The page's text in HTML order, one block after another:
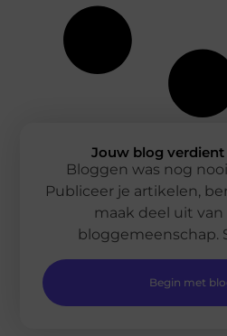
Jouw blog
Bloggen was nog
Publiceer je artikelen,
maak deel uit
bloggemeenschap.
Begin met